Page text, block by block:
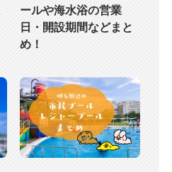
ールや海水浴の営業
日・開設期間などまと
め！